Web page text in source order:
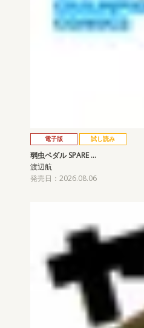
電子版 試し読み
弱虫ペダル SPARE …
渡辺航
発売日：2026.08.06